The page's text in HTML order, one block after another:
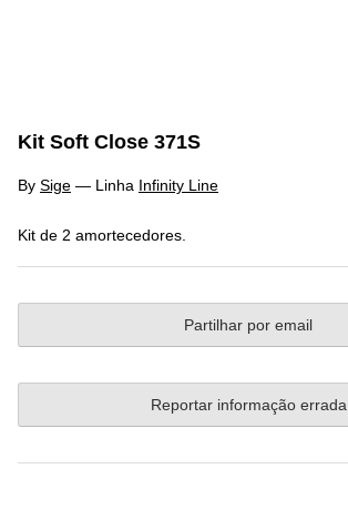
Kit Soft Close 371S
By Sige — Linha Infinity Line
Kit de 2 amortecedores.
Partilhar por email
Reportar informação errada